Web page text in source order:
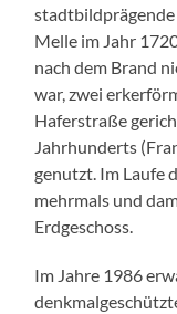
Melle im Jahr
nach dem Brand
war, zwei
Haferstraße
Jahrhunderts
genutzt. Im Laufe
mehrmals und
Erdgeschoss.
Im Jahre 1986